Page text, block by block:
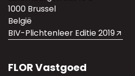
1000 Brussel
België
BIV-Plichtenleer Editie 2019
FLOR Vastgoed